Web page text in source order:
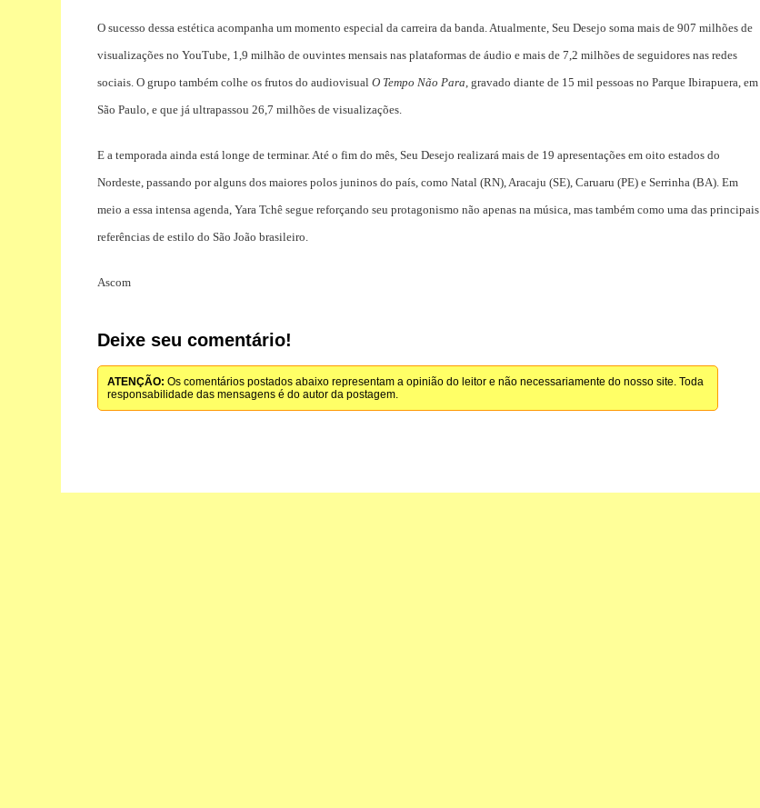
O sucesso dessa estética acompanha um momento especial da carreira da banda. Atualmente, Seu Desejo soma mais de 907 milhões de
visualizações no YouTube, 1,9 milhão de ouvintes mensais nas plataformas de áudio e mais de 7,2 milhões de seguidores nas redes
sociais. O grupo também colhe os frutos do audiovisualO Tempo Não Para, gravado diante de 15 mil pessoas no Parque Ibirapuera, em
São Paulo, e que já ultrapassou 26,7 milhões de visualizações.
E a temporada ainda está longe de terminar. Até o fim do mês, Seu Desejo realizará mais de 19 apresentações em oito estados do
Nordeste, passando por alguns dos maiores polos juninos do país, como Natal (RN), Aracaju (SE), Caruaru (PE) e Serrinha (BA). Em
meio a essa intensa agenda, Yara Tchê segue reforçando seu protagonismo não apenas na música, mas também como uma das principais
referências de estilo do São João brasileiro.
Ascom
Deixe seu comentário!
ATENÇÃO: Os comentários postados abaixo representam a opinião do leitor e não necessariamente do nosso site. Toda
responsabilidade das mensagens é do autor da postagem.